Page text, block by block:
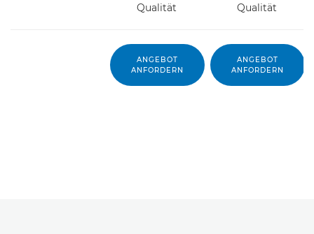
Qualität
Qualität
ANGEBOT
ANFORDERN
ANGEBOT
ANFORDERN